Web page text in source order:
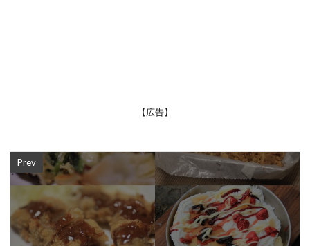
【広告】
Prev